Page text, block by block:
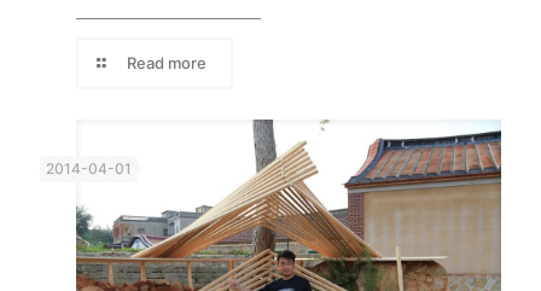
Read more
2014-04-01